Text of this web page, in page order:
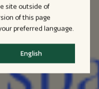
site outside of
of this page
preferred language.
English